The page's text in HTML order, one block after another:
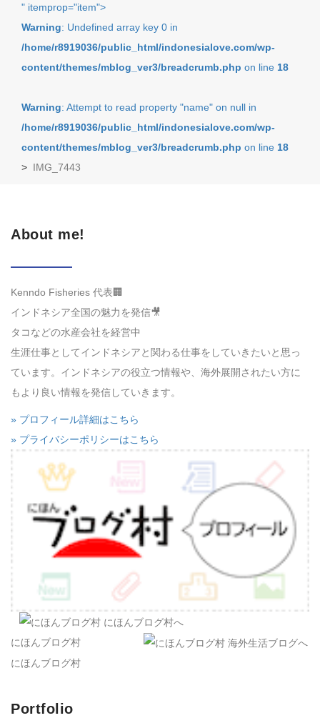
" itemprop="item">
Warning: Undefined array key 0 in
/home/r8919036/public_html/indonesialove.com/wp-
content/themes/mblog_ver3/breadcrumb.php on line 18
Warning: Attempt to read property "name" on null in
/home/r8919036/public_html/indonesialove.com/wp-
content/themes/mblog_ver3/breadcrumb.php on line 18
> IMG_7443
About me!
Kenndo Fisheries 代表🏢
インドネシア全国の魅力を発信🎥
タコなどの水産会社を経営中
生涯仕事としてインドネシアと関わる仕事をしていきたいと思っ
ています。インドネシアの役立つ情報や、海外展開されたい方に
もより良い情報を発信していきます。
» プロフィール詳細はこちら
» プライバシーポリシーはこちら
にほんブログ村
にほんブログ村
Portfolio